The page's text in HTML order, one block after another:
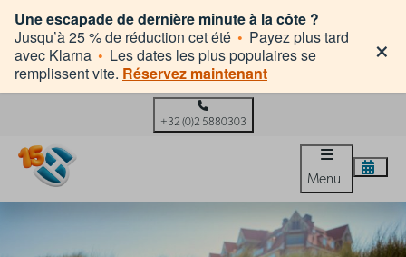
Une escapade de dernière minute à la côte ?
Jusqu’à 25 % de réduction cet été • Payez plus tard
avec Klarna • Les dates les plus populaires se
remplissent vite. Réservez maintenant
×
+32 (0)2 5880303
Menu